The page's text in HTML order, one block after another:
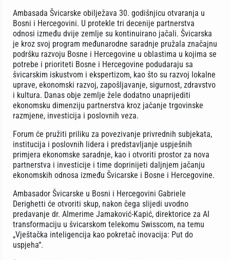
Ambasada Švicarske obilježava 30. godišnjicu otvaranja u
Bosni i Hercegovini. U protekle tri decenije partnerstva
odnosi između dvije zemlje su kontinuirano jačali. Švicarska
je kroz svoj program međunarodne saradnje pružala značajnu
podršku razvoju Bosne i Hercegovine u oblastima u kojima se
potrebe i prioriteti Bosne i Hercegovine podudaraju sa
švicarskim iskustvom i ekspertizom, kao što su razvoj lokalne
uprave, ekonomski razvoj, zapošljavanje, sigurnost, zdravstvo
i kultura. Danas obje zemlje žele dodatno unaprijediti
ekonomsku dimenziju partnerstva kroz jačanje trgovinske
razmjene, investicija i poslovnih veza.
Forum će pružiti priliku za povezivanje privrednih subjekata,
institucija i poslovnih lidera i predstavljanje uspješnih
primjera ekonomske saradnje, kao i otvoriti prostor za nova
partnerstva i investicije i time doprinijeti daljnjem jačanju
ekonomskih odnosa između Švicarske i Bosne i Hercegovine.
Ambasador Švicarske u Bosni i Hercegovini Gabriele
Derighetti će otvoriti skup, nakon čega slijedi uvodno
predavanje dr. Almerime Jamaković-Kapić, direktorice za AI
transformaciju u švicarskom telekomu Swisscom, na temu
„Vještačka inteligencija kao pokretač inovacija: Put do
uspjeha“.